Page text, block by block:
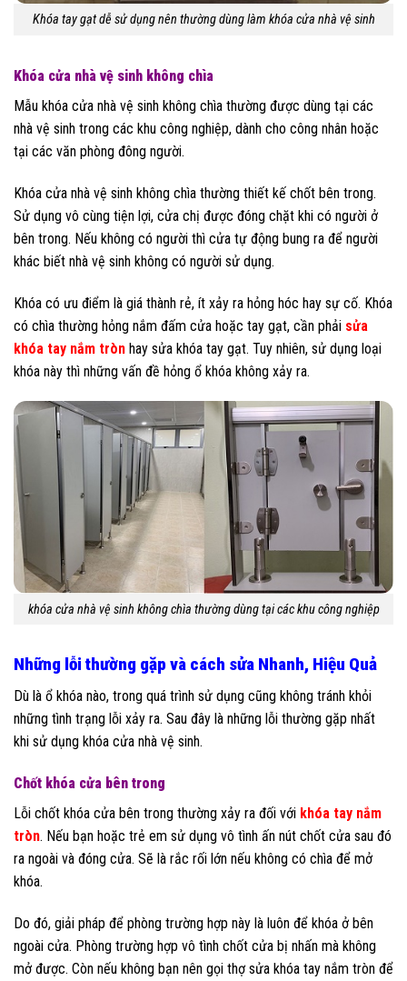
Khóa tay gạt dễ sử dụng nên thường dùng làm khóa cửa nhà vệ sinh
Khóa cửa nhà vệ sinh không chìa
Mẫu khóa cửa nhà vệ sinh không chìa thường được dùng tại các
nhà vệ sinh trong các khu công nghiệp, dành cho công nhân hoặc
tại các văn phòng đông người.
Khóa cửa nhà vệ sinh không chìa thường thiết kế chốt bên trong.
Sử dụng vô cùng tiện lợi, cửa chị được đóng chặt khi có người ở
bên trong. Nếu không có người thì cửa tự động bung ra để người
khác biết nhà vệ sinh không có người sử dụng.
Khóa có ưu điểm là giá thành rẻ, ít xảy ra hỏng hóc hay sự cố. Khóa
có chìa thường hỏng nắm đấm cửa hoặc tay gạt, cần phải sửa
khóa tay nắm tròn hay sửa khóa tay gạt. Tuy nhiên, sử dụng loại
khóa này thì những vấn đề hỏng ổ khóa không xảy ra.
khóa cửa nhà vệ sinh không chìa thường dùng tại các khu công nghiệp
Những lỗi thường gặp và cách sửa Nhanh, Hiệu Quả
Dù là ổ khóa nào, trong quá trình sử dụng cũng không tránh khỏi
những tình trạng lỗi xảy ra. Sau đây là những lỗi thường gặp nhất
khi sử dụng khóa cửa nhà vệ sinh.
Chốt khóa cửa bên trong
Lỗi chốt khóa cửa bên trong thường xảy ra đối với khóa tay nắm
tròn. Nếu bạn hoặc trẻ em sử dụng vô tình ấn nút chốt cửa sau đó
ra ngoài và đóng cửa. Sẽ là rắc rối lớn nếu không có chìa để mở
khóa.
Do đó, giải pháp để phòng trường hợp này là luôn để khóa ở bên
ngoài cửa. Phòng trường hợp vô tình chốt cửa bị nhấn mà không
mở được. Còn nếu không bạn nên gọi thợ sửa khóa tay nắm tròn để